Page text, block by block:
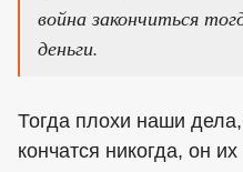
война закончиться
деньги.
Тогда плохи наши
кончатся никогда, он их